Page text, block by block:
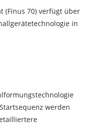
(Finus 70) verfügt über
in
werden